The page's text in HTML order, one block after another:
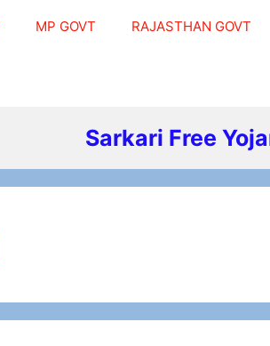
MP GOVT RAJASTHAN GOVT
Sarkari Free